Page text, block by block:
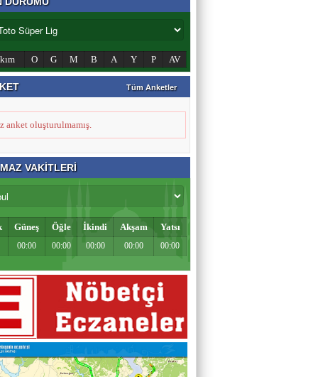
Zahid Medeni
Şehir ve Aile Şurasının Düşündürdükleri (2)
Bir İnsanlık Mektebi: Tosya Yaren Kültürü
O G M B A Y P AV
Tüm Anketler
anket oluşturulmamış.
VAKİTLERİ
Güneş Öğle İkindi Akşam Yatsı
00:00 00:00 00:00 00:00 00:00